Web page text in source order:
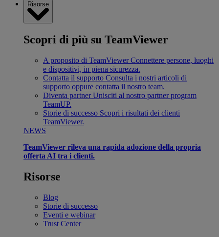
Risorse
Scopri di più su TeamViewer
A proposito di TeamViewer Connettere persone, luoghi
e dispositivi, in piena sicurezza.
Contatta il supporto Consulta i nostri articoli di
supporto oppure contatta il nostro team.
Diventa partner Unisciti al nostro partner program
TeamUP.
Storie di successo Scopri i risultati dei clienti
TeamViewer.
NEWS
TeamViewer rileva una rapida adozione della propria
offerta AI tra i clienti.
Risorse
Blog
Storie di successo
Eventi e webinar
Trust Center